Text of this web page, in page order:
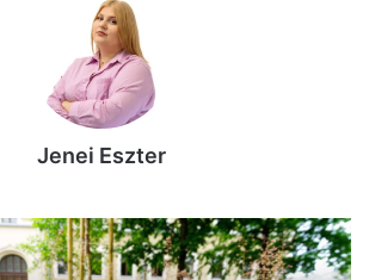
Jenei Eszter